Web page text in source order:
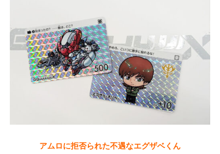
アムロに拒否られた不遇なエグザベくん